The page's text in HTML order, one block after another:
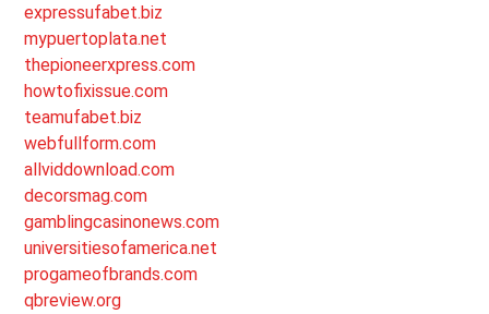
expressufabet.biz
mypuertoplata.net
thepioneerxpress.com
howtofixissue.com
teamufabet.biz
webfullform.com
allviddownload.com
decorsmag.com
gamblingcasinonews.com
universitiesofamerica.net
progameofbrands.com
qbreview.org